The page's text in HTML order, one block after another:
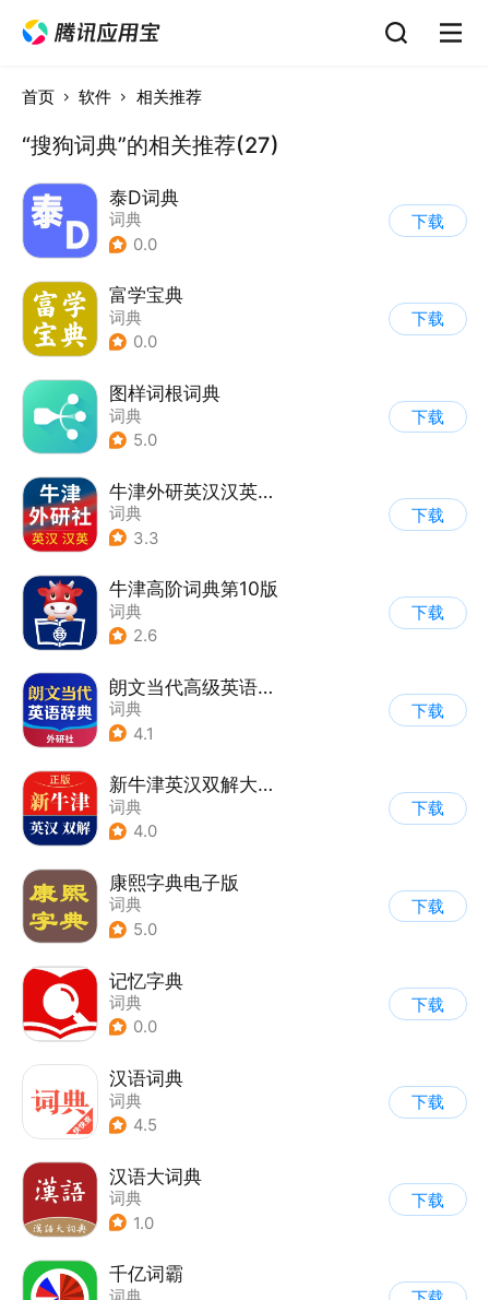
首页 软件 相关推荐
“搜狗词典”的相关推荐(27)
泰D词典
词典
0.0
下载
富学宝典
词典
0.0
下载
图样词根词典
词典
5.0
下载
牛津外研英汉汉英词典
词典
3.3
下载
牛津高阶词典第10版
词典
2.6
下载
朗文当代高级英语词典
词典
4.1
下载
新牛津英汉双解大词典
词典
4.0
下载
康熙字典电子版
词典
5.0
下载
记忆字典
词典
0.0
下载
汉语词典
词典
4.5
下载
汉语大词典
词典
1.0
下载
千亿词霸